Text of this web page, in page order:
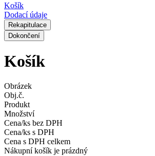
Košík
Dodací údaje
Rekapitulace
Dokončení
Košík
Obrázek
Obj.č.
Produkt
Množství
Cena/ks bez DPH
Cena/ks s DPH
Cena s DPH celkem
Nákupní košík je prázdný